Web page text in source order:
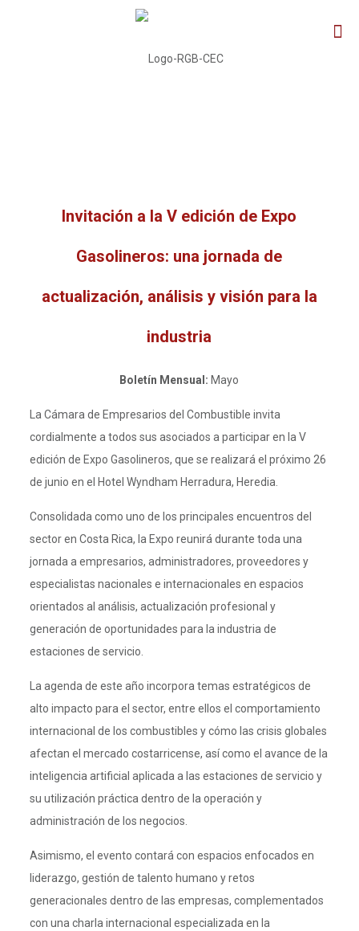
Invitación a la V edición de Expo
Gasolineros: una jornada de
actualización, análisis y visión para la
industria
Boletín Mensual: Mayo
La Cámara de Empresarios del Combustible invita
cordialmente a todos sus asociados a participar en la V
edición de Expo Gasolineros, que se realizará el próximo 26
de junio en el Hotel Wyndham Herradura, Heredia.
Consolidada como uno de los principales encuentros del
sector en Costa Rica, la Expo reunirá durante toda una
jornada a empresarios, administradores, proveedores y
especialistas nacionales e internacionales en espacios
orientados al análisis, actualización profesional y
generación de oportunidades para la industria de
estaciones de servicio.
La agenda de este año incorpora temas estratégicos de
alto impacto para el sector, entre ellos el comportamiento
internacional de los combustibles y cómo las crisis globales
afectan el mercado costarricense, así como el avance de la
inteligencia artificial aplicada a las estaciones de servicio y
su utilización práctica dentro de la operación y
administración de los negocios.
Asimismo, el evento contará con espacios enfocados en
liderazgo, gestión de talento humano y retos
generacionales dentro de las empresas, complementados
con una charla internacional especializada en la